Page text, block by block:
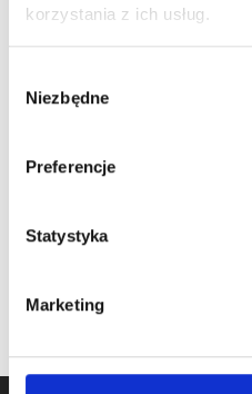
korzystania z ich usług.
zgody
Niezbędne
Preferencje
Statystyka
Marketing
14.50 € / piece